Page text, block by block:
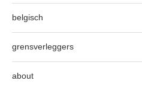
belgisch
grensverleggers
about